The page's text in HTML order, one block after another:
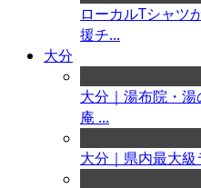
ローカルTシャツ
援チ...
大分
大分｜湯布院・
庵 ...
大分｜県内最大級